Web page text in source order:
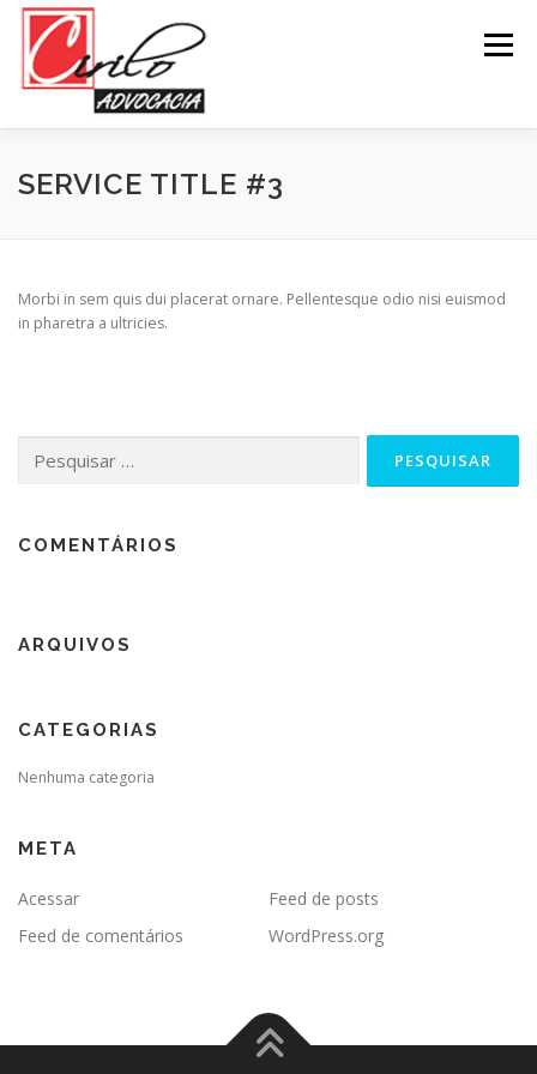
Pular
conteúdo
Menu
SERVICE TITLE #3
Morbi in sem quis dui placerat ornare. Pellentesque odio nisi euismod
in pharetra a ultricies.
por:
COMENTÁRIOS
ARQUIVOS
CATEGORIAS
Nenhuma categoria
META
Acessar
Feed de posts
Feed de comentários
WordPress.org